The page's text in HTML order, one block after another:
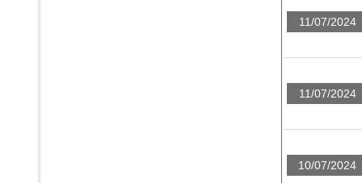
11/07/2024
11/07/2024
10/07/2024